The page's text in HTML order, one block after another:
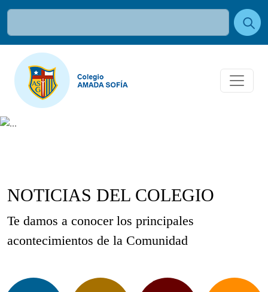
NOTICIAS DEL COLEGIO
Te damos a conocer los principales
acontecimientos de la Comunidad